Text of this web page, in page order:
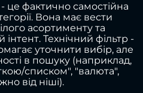
це фактично самостійна
Вона має вести
асортименту та
Технічний фільтр -
уточнити вибір, але
в пошуку (наприклад,
списком", "валюта",
від ніші).